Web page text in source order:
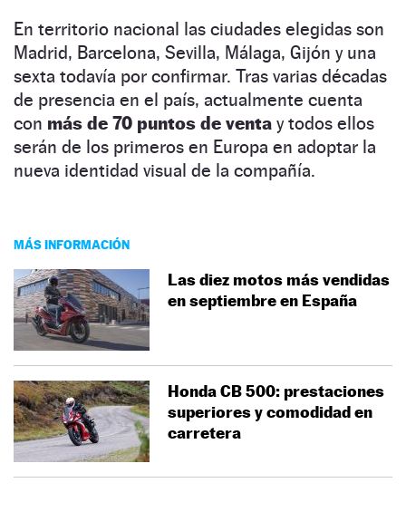
En territorio nacional las ciudades elegidas son
Madrid, Barcelona, Sevilla, Málaga, Gijón y una
sexta todavía por confirmar. Tras varias décadas
de presencia en el país, actualmente cuenta
con más de 70 puntos de venta y todos ellos
serán de los primeros en Europa en adoptar la
nueva identidad visual de la compañía.
MÁS INFORMACIÓN
Las diez motos más vendidas
en septiembre en España
Honda CB 500: prestaciones
superiores y comodidad en
carretera